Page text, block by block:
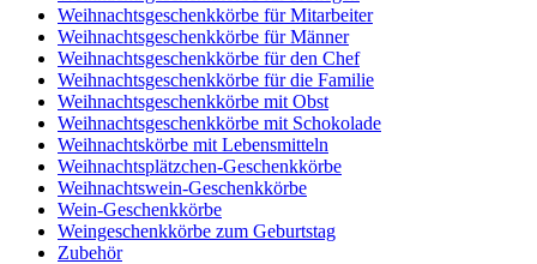
Weihnachtsgeschenkkörbe für Mitarbeiter
Weihnachtsgeschenkkörbe für Männer
Weihnachtsgeschenkkörbe für den Chef
Weihnachtsgeschenkkörbe für die Familie
Weihnachtsgeschenkkörbe mit Obst
Weihnachtsgeschenkkörbe mit Schokolade
Weihnachtskörbe mit Lebensmitteln
Weihnachtsplätzchen-Geschenkkörbe
Weihnachtswein-Geschenkkörbe
Wein-Geschenkkörbe
Weingeschenkkörbe zum Geburtstag
Zubehör